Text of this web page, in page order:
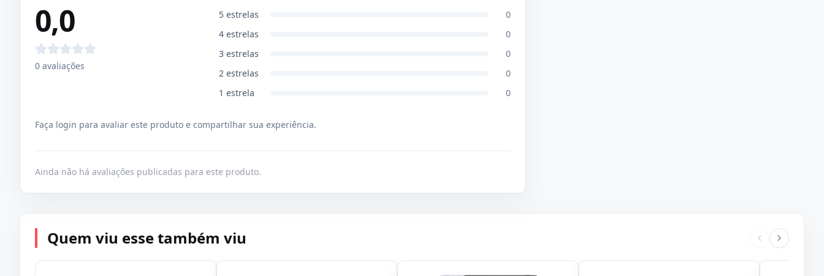
0,0
0 avaliações
5 estrelas
0
4 estrelas
0
3 estrelas
0
2 estrelas
0
1 estrela 0
Faça login para avaliar este produto e compartilhar sua experiência.
Ainda não há avaliações publicadas para este produto.
Quem viu esse também viu